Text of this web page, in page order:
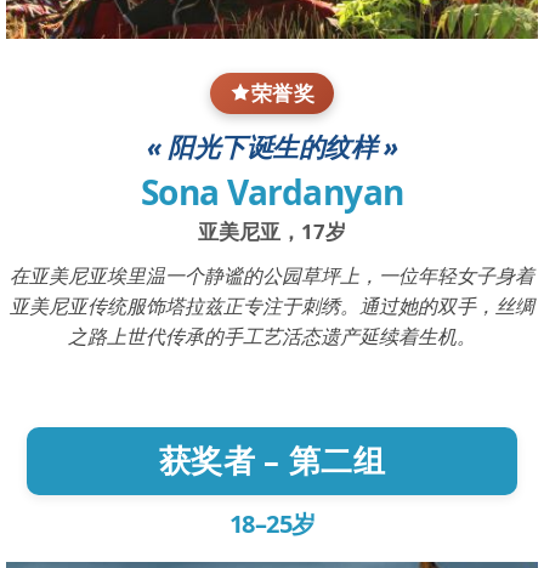
荣誉奖
« 阳光下诞生的纹样 »
Sona Vardanyan
亚美尼亚，17岁
在亚美尼亚埃里温一个静谧的公园草坪上，一位年轻女子身着
亚美尼亚传统服饰塔拉兹正专注于刺绣。通过她的双手，丝绸
之路上世代传承的手工艺活态遗产延续着生机。
获奖者 – 第二组
18–25岁